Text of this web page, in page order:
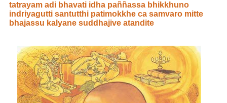
tatrayam adi bhavati idha paññassa bhikkhuno
indriyagutti santutthi patimokkhe ca samvaro mitte
bhajassu kalyane suddhajive atandite